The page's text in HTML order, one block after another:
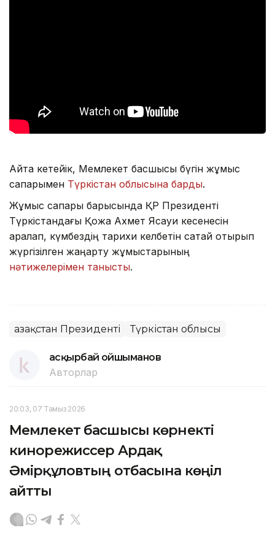
Айта кетейік, Мемлекет басшысы бүгін жұмыс
сапарымен Түркістан облысына барды.
Жұмыс сапары барысында ҚР Президенті
Түркістандағы Қожа Ахмет Ясауи кесенесін
аралап, күмбездің тарихи келбетін сақтай отырып
жүргізілген жаңарту жұмыстарының
нәтижелерімен танысты.
Қазақстан Президенті Түркістан облысы
Қасқырбай Қойшыманов
Авторлар
20:03, 07 Тамыз 2026
Мемлекет басшысы көрнекті
кинорежиссер Ардақ
Әмірқұловтың отбасына көңіл
айтты